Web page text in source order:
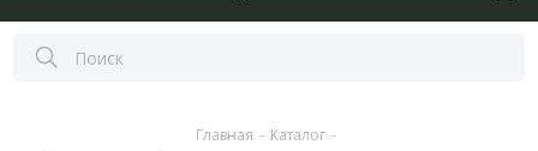
Главная - Каталог -